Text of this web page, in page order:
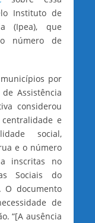
Instituto de
(Ipea), que
número de
por
Assistência
considerou
e
social,
e o número
inscritas no
Sociais do
O documento
de
“[A ausência